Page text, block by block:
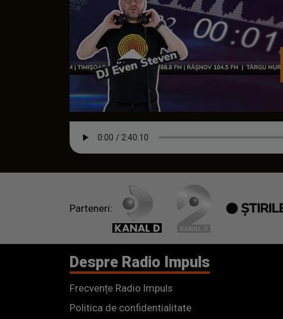
Parteneri:
Despre Radio Impuls
Frecvențe Radio Impuls
Politica de confidentialitate